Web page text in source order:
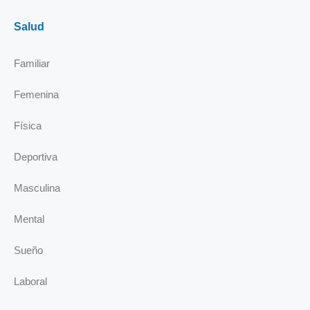
Salud
Familiar
Femenina
Física
Deportiva
Masculina
Mental
Sueño
Laboral